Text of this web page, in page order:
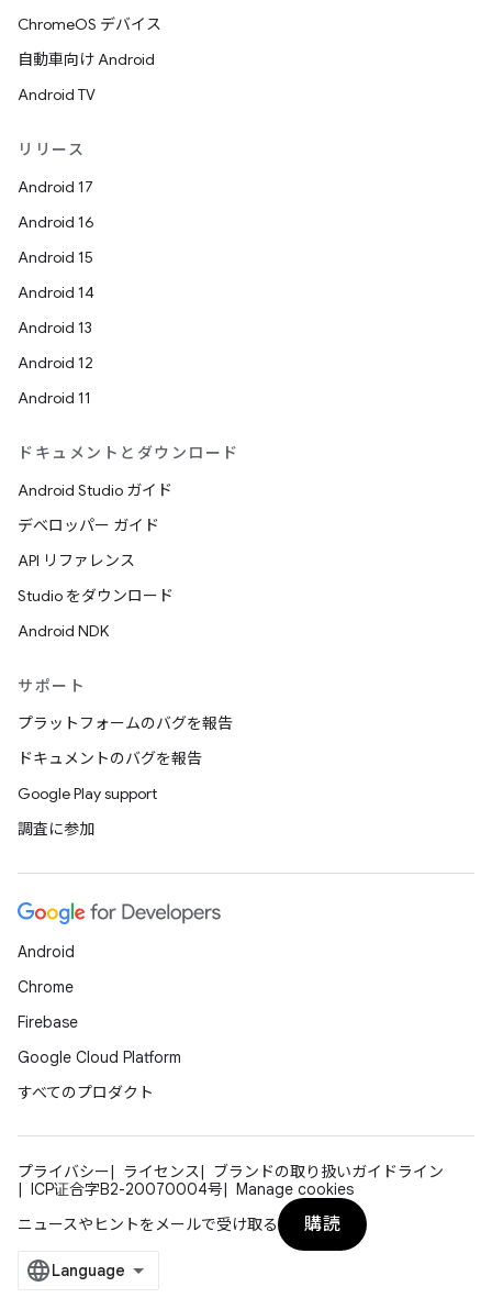
ChromeOS デバイス
自動車向け Android
Android TV
リリース
Android 17
Android 16
Android 15
Android 14
Android 13
Android 12
Android 11
ドキュメントとダウンロード
Android Studio ガイド
デベロッパー ガイド
API リファレンス
Studio をダウンロード
Android NDK
サポート
プラットフォームのバグを報告
ドキュメントのバグを報告
Google Play support
調査に参加
Android
Chrome
Firebase
Google Cloud Platform
すべてのプロダクト
プライバシー ライセンス
ブランドの取り扱いガイドライン
ICP证合字B2-20070004号
Manage cookies
ニュースやヒントをメールで受け取る
購読